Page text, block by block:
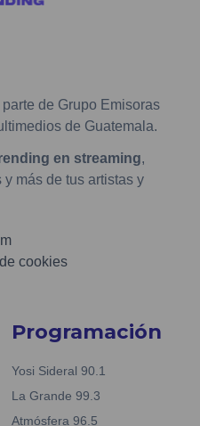
de Grupo Emisoras
de Guatemala.
en streaming,
más de tus artistas y
cookies
Programación
Yosi Sideral 90.1
La Grande 99.3
Atmósfera 96.5